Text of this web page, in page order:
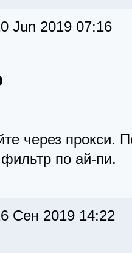
Jun 2019 07:16
через прокси.
по ай-пи.
Сен 2019 14:22